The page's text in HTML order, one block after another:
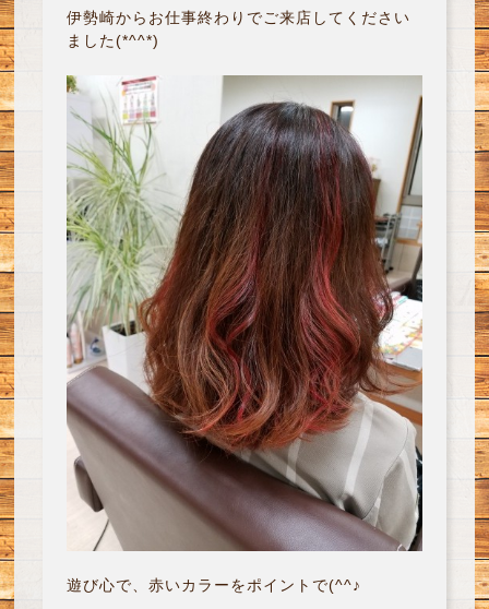
伊勢崎からお仕事終わりでご来店してください
ました(*^^*)
遊び心で、赤いカラーをポイントで(^^♪